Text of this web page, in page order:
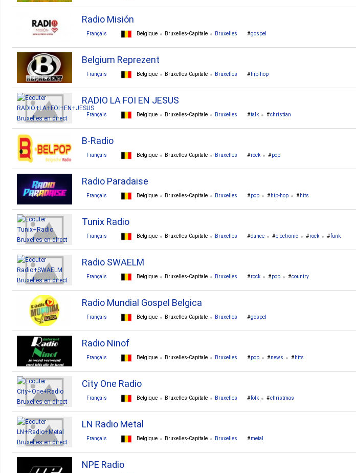
Radio Misión
Français Belgique Bruxelles-Capitale Bruxelles gospel
Belgium Reprezent
Français Belgique Bruxelles-Capitale Bruxelles hip-hop
RADIO LA FOI EN JESUS
Français Belgique Bruxelles-Capitale Bruxelles talk christian
B-Radio
Français Belgique Bruxelles-Capitale Bruxelles rock pop
Radio Paradaise
Français Belgique Bruxelles-Capitale Bruxelles pop hip-hop hits
Tunix Radio
Français Belgique Bruxelles-Capitale Bruxelles dance electronic rock funk
Radio SWAELM
Français Belgique Bruxelles-Capitale Bruxelles rock pop country
Radio Mundial Gospel Belgica
Français Belgique Bruxelles-Capitale Bruxelles gospel
Radio Ninof
Français Belgique Bruxelles-Capitale Bruxelles pop news hits
City One Radio
Français Belgique Bruxelles-Capitale Bruxelles folk christmas
LN Radio Metal
Français Belgique Bruxelles-Capitale Bruxelles metal
NPE Radio